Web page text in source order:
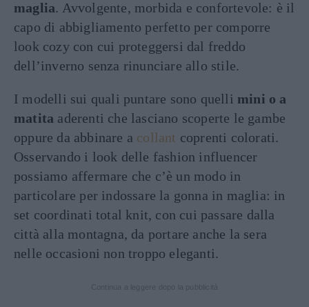
maglia. Avvolgente, morbida e confortevole: è il
capo di abbigliamento perfetto per comporre
look cozy con cui proteggersi dal freddo
dell’inverno senza rinunciare allo stile.
I modelli sui quali puntare sono quelli mini o a
matita aderenti che lasciano scoperte le gambe
oppure da abbinare a collant coprenti colorati.
Osservando i look delle fashion influencer
possiamo affermare che c’è un modo in
particolare per indossare la gonna in maglia: in
set coordinati total knit, con cui passare dalla
città alla montagna, da portare anche la sera
nelle occasioni non troppo eleganti.